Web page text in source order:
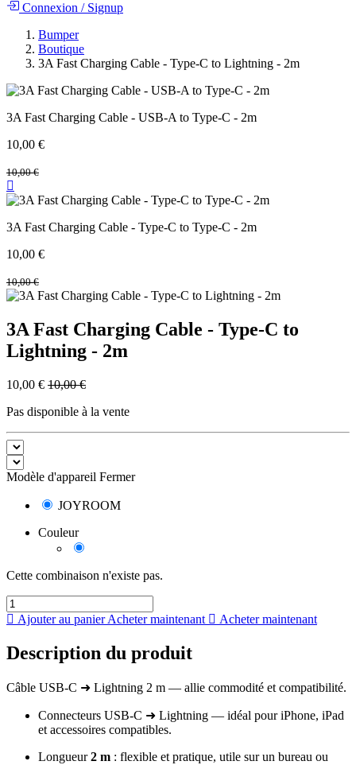
Connexion /Signup
Bumper
Boutique
3A Fast Charging Cable - Type-C to Lightning - 2m
3A Fast Charging Cable - USB-A to Type-C - 2m
10,00 €
10,00€
3A Fast Charging Cable - Type-C to Type-C - 2m
10,00 €
10,00€
3A Fast Charging Cable - Type-C to
Lightning - 2m
10,00 € 10,00€
Pas disponible à la vente
Modèle d'appareil Fermer
JOYROOM
Couleur
Cette combinaison n'existe pas.
Ajouter au panierAcheter maintenant Acheter maintenant
Description du produit
Câble USB-C ➜ Lightning 2 m — allie commodité et compatibilité.
Connecteurs USB-C ➜ Lightning — idéal pour iPhone, iPad
et accessoires compatibles.
Longueur2 m : flexible et pratique, utile sur un bureau ou